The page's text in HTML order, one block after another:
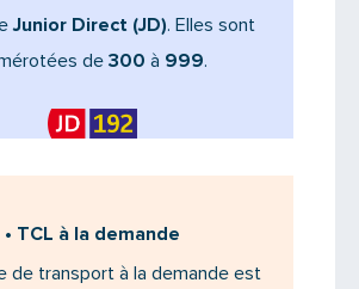
Junior Direct (JD). Elles sont
de 300 à 999.
• TCL à la demande
de transport à la demande est